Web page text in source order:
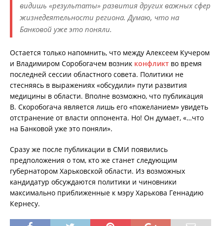
видишь «результаты» развития других важных сфер
жизнедеятельности региона. Думаю, что на
Банковой уже это поняли.
Остается только напомнить, что между Алексеем Кучером
и Владимиром Соробогачем возник конфликт во время
последней сессии областного совета. Политики не
стесняясь в выражениях «обсудили» пути развития
медицины в области. Вполне возможно, что публикация
В. Скоробогача является лишь его «пожеланием» увидеть
отстранение от власти оппонента. Но! Он думает, «…что
на Банковой уже это поняли».
Сразу же после публикации в СМИ появились
предположения о том, кто же станет следующим
губернатором Харьковской области. Из возможных
кандидатур обсуждаются политики и чиновники
максимально приближенные к мэру Харькова Геннадию
Кернесу.